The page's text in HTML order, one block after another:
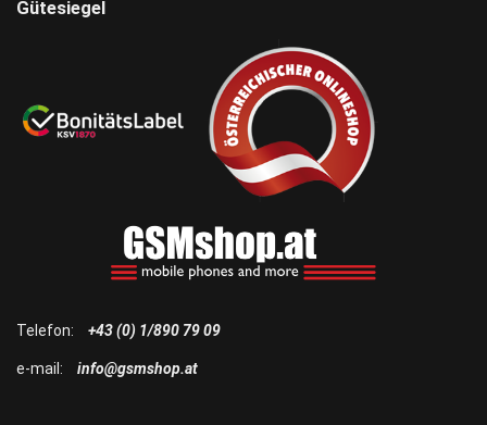
Telefon: +43 (0) 1/890 79 09
e-mail: info@gsmshop.at
Gütesiegel